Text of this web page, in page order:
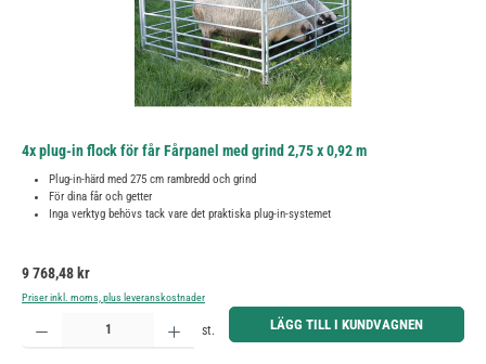
4x plug-in flock för får Fårpanel med grind 2,75 x 0,92 m
Plug-in-härd med 275 cm rambredd och grind
För dina får och getter
Inga verktyg behövs tack vare det praktiska plug-in-systemet
Ordinarie pris:
9 768,48 kr
Priser inkl. moms, plus leveranskostnader
Produktkvantitet: Ange önskat belopp eller använd knapparna för att öka eller minska kvantiteten.
st. LÄGG TILL I KUNDVAGNEN